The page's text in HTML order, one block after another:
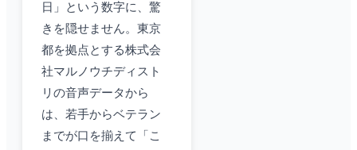
日」という数字に、驚
きを隠せません。東京
都を拠点とする株式会
社マルノウチディスト
リの音声データから
は、若手からベテラン
までが口を揃えて「こ